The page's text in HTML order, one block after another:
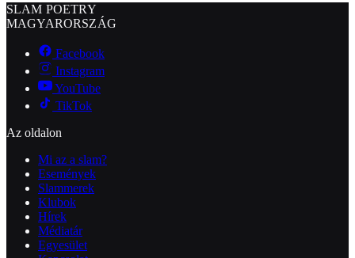
SLAM POETRY
MAGYARORSZÁG
Facebook
Instagram
YouTube
TikTok
Az oldalon
Mi az a slam?
Események
Slammerek
Klubok
Hírek
Médiatár
Egyesület